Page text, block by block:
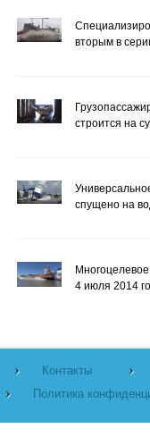
вторым в
строится на
спущено на
4 июля 2014
Контакты
Политика